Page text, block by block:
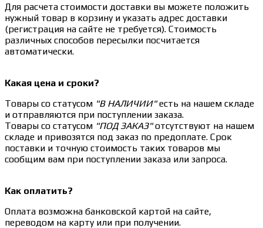
Для расчета стоимости доставки вы можете положить
нужный товар в корзину и указать адрес доставки
(регистрация на сайте не требуется). Стоимость
различных способов пересылки посчитается
автоматически.
Какая цена и сроки?
Товары со статусом "В НАЛИЧИИ"есть на нашем складе
и отправляются при поступлении заказа.
Товары со статусом "ПОД ЗАКАЗ"отсутствуют на нашем
складе и привозятся под заказ по предоплате. Срок
поставки и точную стоимость таких товаров мы
сообщим вам при поступлении заказа или запроса.
Как оплатить?
Оплата возможна банковской картой на сайте,
переводом на карту или при получении.